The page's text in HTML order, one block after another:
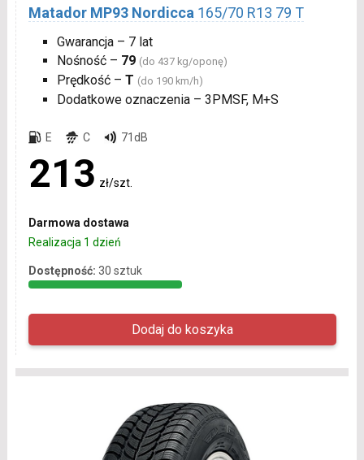
Matador MP93 Nordicca 165/70 R13 79 T
Gwarancja – 7 lat
Nośność – 79 (do 437 kg/oponę)
Prędkość – T (do 190 km/h)
Dodatkowe oznaczenia – 3PMSF, M+S
E C 71dB
213 zł/szt.
Darmowa dostawa
Realizacja 1 dzień
Dostępność: 30 sztuk